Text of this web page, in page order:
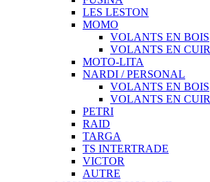
LES LESTON
MOMO
VOLANTS EN BOIS
VOLANTS EN CUIR
MOTO-LITA
NARDI / PERSONAL
VOLANTS EN BOIS
VOLANTS EN CUIR
PETRI
RAID
TARGA
TS INTERTRADE
VICTOR
AUTRE